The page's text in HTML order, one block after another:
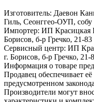
Изготовитель: Даевон
Гиль, Сеонггео-ОУП, собу
Импортер: ИП Красицкая
Борисов, б-р Гречко, 21-83
Сервисный центр: ИП
г. Борисов, б-р Гречко, 21-
Информация о товаре
Продавец обеспечивает
предусмотренном
Производители могут